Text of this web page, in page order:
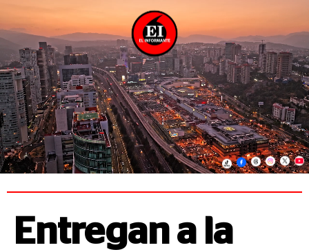
Entregan a la